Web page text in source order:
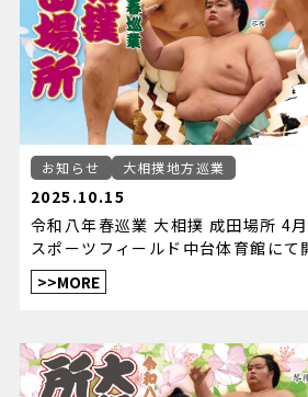
お知らせ 大相撲地方巡業
2025.10.15
令和八年春巡業 大相撲 成田場所 4
スポーツフィールド中台体育館にて
>>MORE